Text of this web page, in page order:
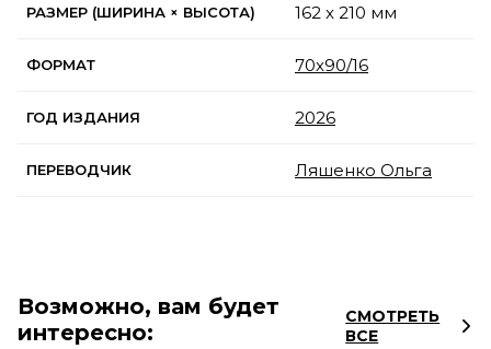
РАЗМЕР (ШИРИНА × ВЫСОТА) 162 x 210 мм
ФОРМАТ 70x90/16
ГОД ИЗДАНИЯ 2026
ПЕРЕВОДЧИК Ляшенко Ольга
Возможно, вам будет
интересно:
СМОТРЕТЬ
ВСЕ